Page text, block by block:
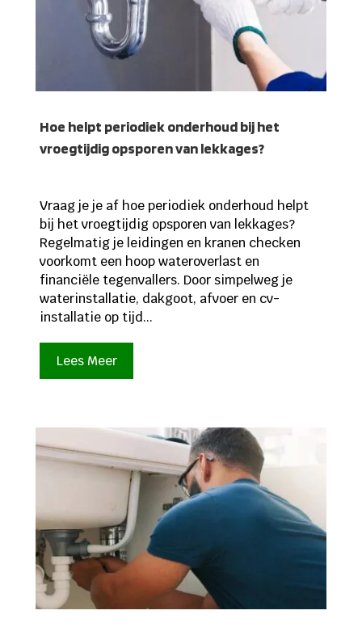
Hoe helpt periodiek onderhoud bij het
vroegtijdig opsporen van lekkages?
Vraag je je af hoe periodiek onderhoud helpt
bij het vroegtijdig opsporen van lekkages?
Regelmatig je leidingen en kranen checken
voorkomt een hoop wateroverlast en
financiële tegenvallers. Door simpelweg je
waterinstallatie, dakgoot, afvoer en cv-
installatie op tijd...
Lees Meer